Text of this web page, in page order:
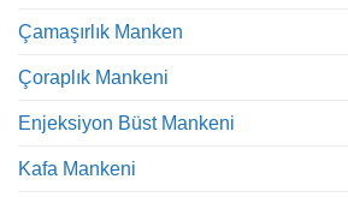
Çamaşırlık Manken
Çoraplık Mankeni
Enjeksiyon Büst Mankeni
Kafa Mankeni